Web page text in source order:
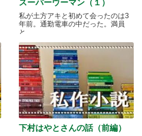
スーパーウーマン（１）
私が土方アキと初めて会ったのは3
年前。通勤電車の中だった。満員
と.....
下村はやとさんの話（前編）